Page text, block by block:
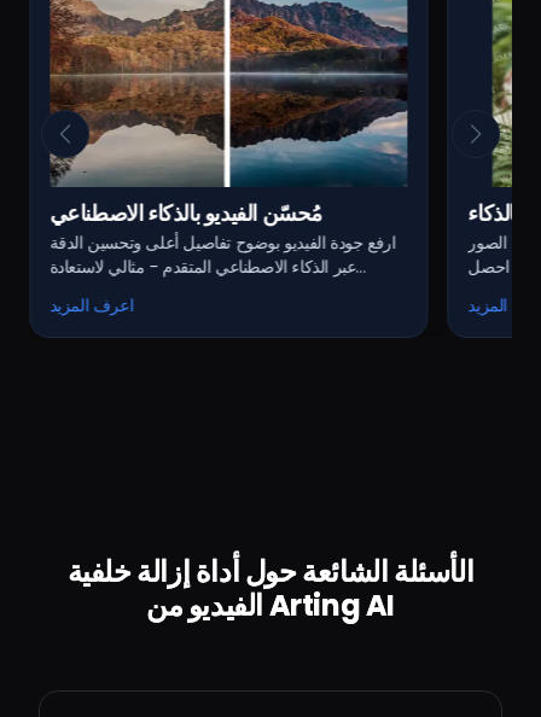
مُحسّن الفيديو بالذكاء الاصطناعي
ارفع جودة الفيديو بوضوح تفاصيل أعلى وتحسين الدقة
عبر الذكاء الاصطناعي المتقدم - مثالي لاستعادة
اعرف المزيد
بالذكاء
من الصور
احصل
المزيد
الأسئلة الشائعة حول أداة إزالة خلفية
الفيديو من Arting AI